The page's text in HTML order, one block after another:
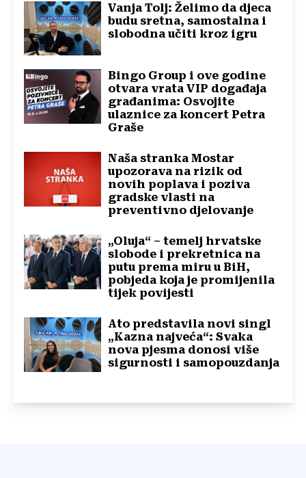
Vanja Tolj: Želimo da djeca
budu sretna, samostalna i
slobodna učiti kroz igru
Bingo Group i ove godine
otvara vrata VIP događaja
građanima: Osvojite
ulaznice za koncert Petra
Graše
Naša stranka Mostar
upozorava na rizik od
novih poplava i poziva
gradske vlasti na
preventivno djelovanje
„Oluja“ – temelj hrvatske
slobode i prekretnica na
putu prema miru u BiH,
pobjeda koja je promijenila
tijek povijesti
Ato predstavila novi singl
„Kazna najveća“: Svaka
nova pjesma donosi više
sigurnosti i samopouzdanja